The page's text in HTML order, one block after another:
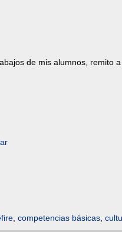
de mis alumnos, remito
competencias básicas